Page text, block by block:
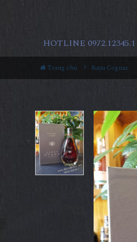
HOTLINE 0972.12345.1
Trang chủ Rượu Cognac